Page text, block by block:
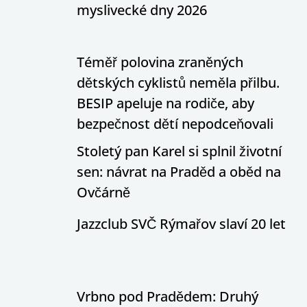
myslivecké dny 2026
Téměř polovina zraněných
dětských cyklistů neměla přilbu.
BESIP apeluje na rodiče, aby
bezpečnost dětí nepodceňovali
Stoletý pan Karel si splnil životní
sen: návrat na Praděd a oběd na
Ovčárně
Jazzclub SVČ Rýmařov slaví 20 let
Vrbno pod Pradědem: Druhý